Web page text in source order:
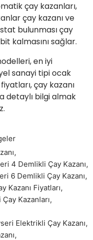
çay kazanları,
çay kazanı ve
bulunması çay
kalmasını sağlar.
en iyi
sanayi tipi ocak
çay kazanı
detaylı bilgi almak
,
4 Demlikli Çay Kazanı,
6 Demlikli Çay Kazanı,
Kazanı Fiyatları,
Kazanları,
Elektrikli Çay Kazanı,
,